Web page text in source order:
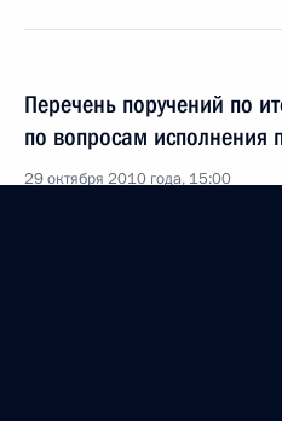
Перечень поручений по
по вопросам исполнения
29 октября 2010 года, 15:00